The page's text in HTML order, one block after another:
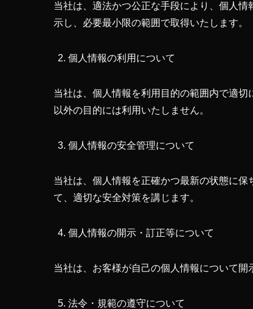
当社は、適法かつ公正な手段により、個人
示し、必要最小限の範囲で取得いたします。
個人情報の利用について
当社は、個人情報を利用目的の範囲内で適
以外の目的には利用いたしません。
個人情報の安全管理について
当社は、個人情報を正確かつ最新の状態に
て、適切な安全対策を講じます。
個人情報の開示・訂正等について
当社は、お客様が自己の個人情報について開
法令・規範の遵守について